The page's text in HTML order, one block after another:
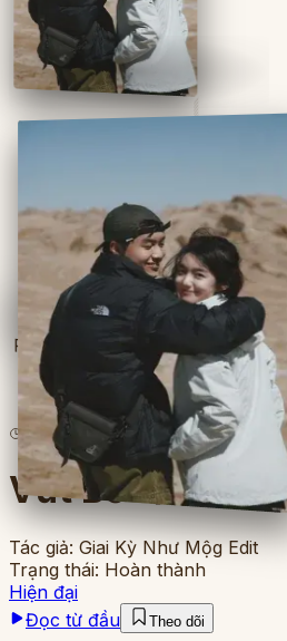
Full
7 lượt đọc · 4 chương
Vứt Bỏ Quá Khứ
Tác giả: Giai Kỳ Như Mộg Edit
Trạng thái: Hoàn thành
Hiện đại
Đọc từ đầu
Theo dõi